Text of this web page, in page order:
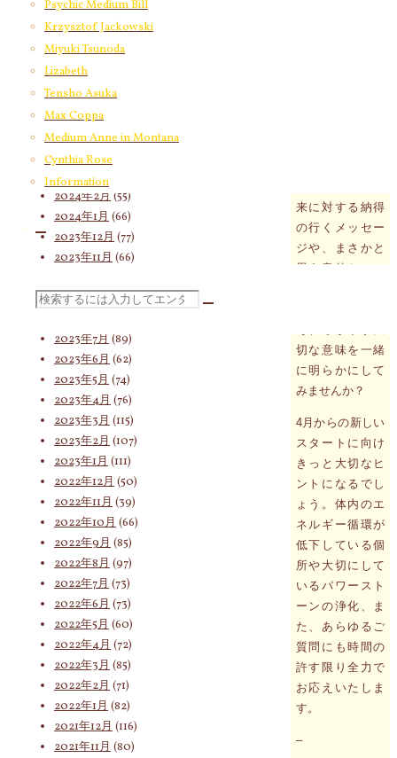
Psychic Medium Bill
Krzysztof Jackowski
Miyuki Tsunoda
Lizabeth
Tensho Asuka
Max Coppa
Medium Anne in Montana
Cynthia Rose
Information
検
対
来に対する納得
の行くメッセー
ジや、まさかと
思う意外なメッ
切な意味を一緒
に明らかにして
みませんか？
4月からの新しい
スタートに向け
きっと大切なヒ
ントになるでし
ょう。体内のエ
ネルギー循環が
低下している個
所や大切にして
いるパワースト
ーンの浄化、ま
た、あらゆるご
質問にも時間の
許す限り全力で
お応えいたしま
す。
–
2024年11月(53)
2024年10月(65)
2024年9月(58)
2024年8月
2024年7月(63)
2024年6月
2024年5月(72)
2024年4月
2024年3月
2024年2月 (55)
2024年1月 (66)
2023年12月 (77)
2023年11月 (66)
2023年9月 (59)
2023年7月 (89)
2023年6月 (62)
2023年5月 (74)
2023年4月 (76)
2023年3月 (115)
2023年2月 (107)
2023年1月 (111)
2022年12月 (50)
2022年11月 (39)
2022年10月 (66)
2022年9月 (85)
2022年8月 (97)
2022年7月 (73)
2022年6月 (73)
2022年5月 (60)
2022年4月 (72)
2022年3月 (85)
2022年2月 (71)
2022年1月 (82)
2021年12月 (116)
2021年11月 (80)